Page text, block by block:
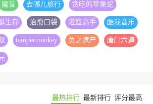
魔音 去哪儿旅行 贪吃的苹果蛇
生存 治愈口袋 灌篮高手 酷我音乐
tampermonkey 负之遗产 唐门六道
最热排行 最新排行 评分最高